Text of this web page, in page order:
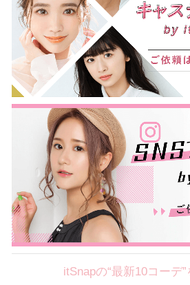
itSnapの“最新10コーデ